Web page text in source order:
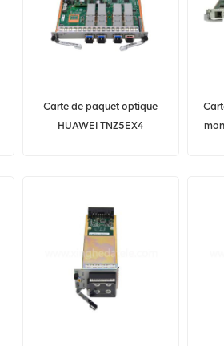
Carte de paquet optique
HUAWEI TNZ5EX4